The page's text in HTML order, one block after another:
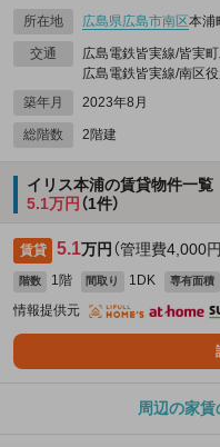
所在地 広島県広島市南区本浦
交通
広島電鉄皆実線/皆実
広島電鉄皆実線/南区
築年月
2023年8月
総階数 2階建
イリス本浦の賃貸物件一覧
5.1万円 （1件）
賃貸 5.1万円 （管理費4,000円
階数 1階 間取り 1DK 専有面積
情報提供元
周辺の家